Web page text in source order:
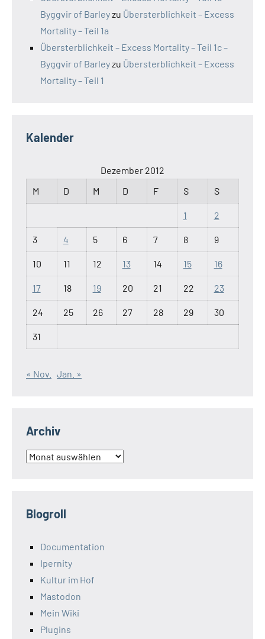
Byggvir of Barleyzu Übersterblichkeit – Excess
Mortality – Teil 1a
Übersterblichkeit – Excess Mortality – Teil 1c –
Byggvir of Barleyzu Übersterblichkeit – Excess
Mortality – Teil 1
Kalender
Dezember 2012
M
D M D F S S
1 2
3 4 5 6 7 8 9
10 11 12 13 14 15 16
17 18 19 20 21 22 23
24 25 26 27 28 29 30
31
« Nov. Jan. »
Archiv
Archiv
Blogroll
Documentation
Ipernity
Kultur im Hof
Mastodon
Mein Wiki
Plugins